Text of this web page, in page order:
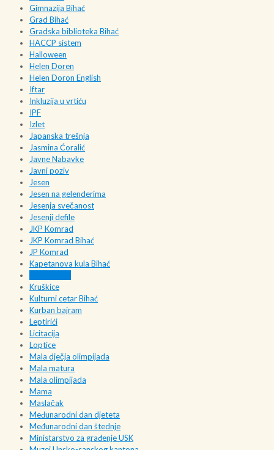
Gimnazija Bihać
Grad Bihać
Gradska biblioteka Bihać
HACCP sistem
Halloween
Helen Doren
Helen Doron English
Iftar
Inkluzija u vrtiću
IPF
Izlet
Japanska trešnja
Jasmina Ćoralić
Javne Nabavke
Javni poziv
Jesen
Jesen na gelenderima
Jesenja svečanost
Jesenji defile
JKP Komrad
JKP Komrad Bihać
JP Komrad
Kapetanova kula Bihać
Kruškice
Kulturni cetar Bihać
Kurban bajram
Leptirići
Licitacija
Loptice
Mala dječja olimpijada
Mala matura
Mala olimpijada
Mama
Maslačak
Međunarodni dan djeteta
Međunarodni dan štednje
Ministarstvo za građenje USK